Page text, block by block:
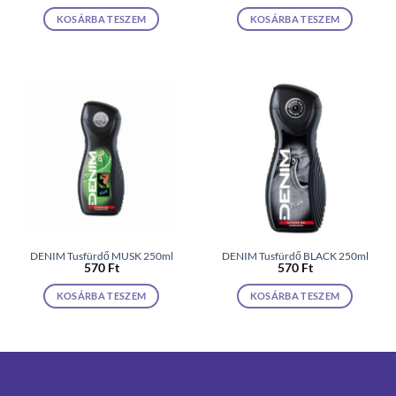
KOSÁRBA TESZEM KOSÁRBA TESZEM
DENIM Tusfürdő MUSK 250ml
570 Ft
KOSÁRBA TESZEM
DENIM Tusfürdő BLACK 250ml
570 Ft
KOSÁRBA TESZEM